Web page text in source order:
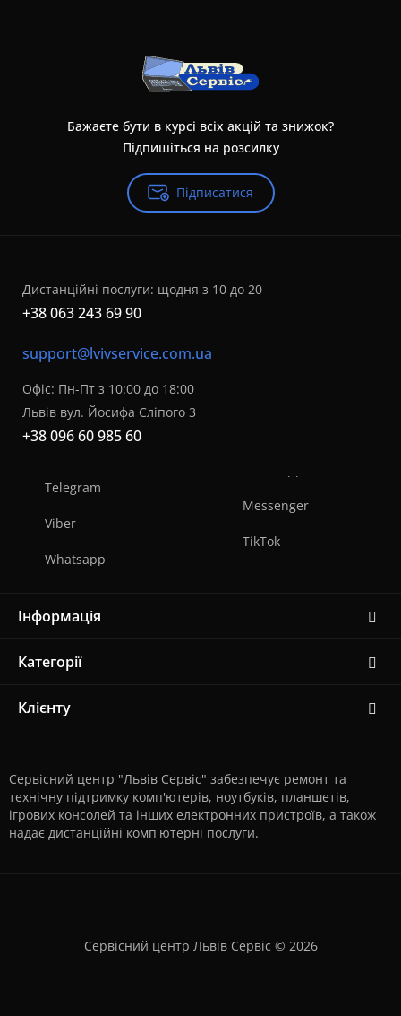
Бажаєте бути в курсі всіх акцій та знижок?
Підпишіться на розсилку
Підписатися
Дистанційні послуги: щодня з 10 до 20
+38 063 243 69 90
support@lvivservice.com.ua
Офіс: Пн-Пт з 10:00 до 18:00
Львів вул. Йосифа Сліпого 3
+38 096 60 985 60
Telegram
Viber
Whatsapp
Messenger
TikTok
Інформація
Категорії
Клієнту
Сервісний центр "Львів Сервіс" забезпечує ремонт та
технічну підтримку комп'ютерів, ноутбуків, планшетів,
ігрових консолей та інших електронних пристроїв, а також
надає дистанційні комп'ютерні послуги.
Сервісний центр Львів Сервіс © 2026